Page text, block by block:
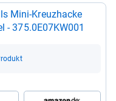
Mini-​Kreuz­ha­cke
-​ 375.0E07KW001